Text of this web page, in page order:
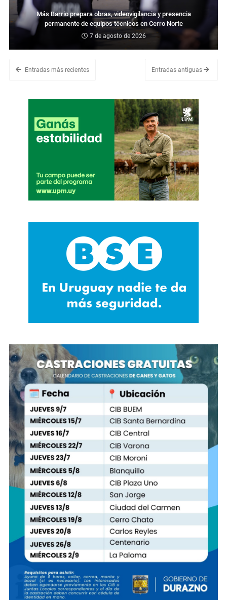
Más Barrio prepara obras, videovigilancia y presencia
permanente de equipos técnicos en Cerro Norte
7 de agosto de 2026
Entradas más recientes Entradas antiguas